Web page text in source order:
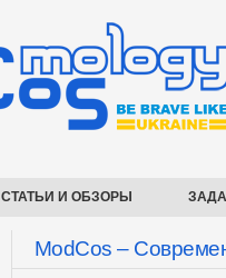
СТАТЬИ И ОБЗОРЫ
ModCos –